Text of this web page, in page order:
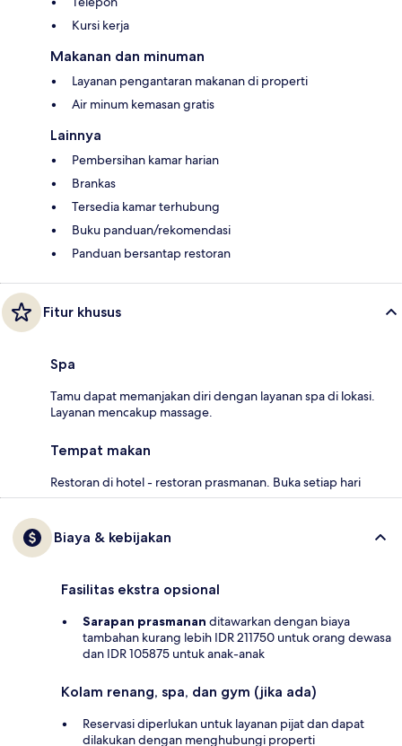
Kursi kerja
Makanan dan minuman
Layanan pengantaran makanan di properti
Air minum kemasan gratis
Lainnya
Pembersihan kamar harian
Brankas
Tersedia kamar terhubung
Buku panduan/rekomendasi
Panduan bersantap restoran
Fitur khusus
Spa
Tamu dapat memanjakan diri dengan layanan spa di lokasi.
Layanan mencakup massage.
Tempat makan
Restoran di hotel - restoran prasmanan. Buka setiap hari
Biaya & kebijakan
Fasilitas ekstra opsional
Sarapan prasmanan ditawarkan dengan biaya
tambahan kurang lebih IDR 211750 untuk orang dewasa
dan IDR 105875 untuk anak-anak
Kolam renang, spa, dan gym (jika ada)
Reservasi diperlukan untuk layanan pijat dan dapat
dilakukan dengan menghubungi properti